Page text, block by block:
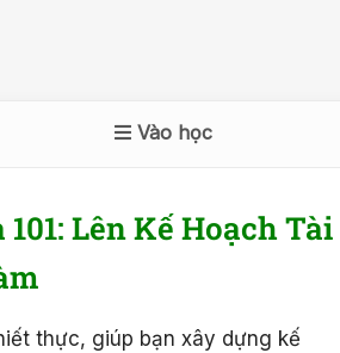
Vào học
Lên Kế Hoạch Tài
thực, giúp bạn xây dựng kế